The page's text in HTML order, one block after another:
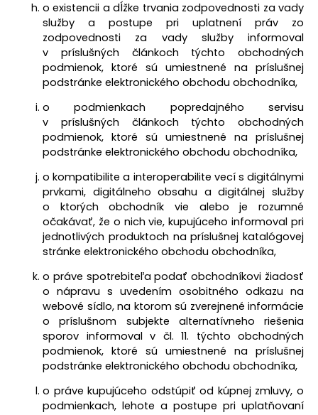
o existencii a dĺžke trvania zodpovednosti za vady
služby a postupe pri uplatnení práv zo
zodpovednosti za vady služby informoval
v príslušných článkoch týchto obchodných
podmienok, ktoré sú umiestnené na príslušnej
podstránke elektronického obchodu obchodníka,
o podmienkach popredajného servisu
v príslušných článkoch týchto obchodných
podmienok, ktoré sú umiestnené na príslušnej
podstránke elektronického obchodu obchodníka,
o kompatibilite a interoperabilite vecí s digitálnymi
prvkami, digitálneho obsahu a digitálnej služby
o ktorých obchodník vie alebo je rozumné
očakávať, že o nich vie, kupujúceho informoval pri
jednotlivých produktoch na príslušnej katalógovej
stránke elektronického obchodu obchodníka,
o práve spotrebiteľa podať obchodníkovi žiadosť
o nápravu s uvedením osobitného odkazu na
webové sídlo, na ktorom sú zverejnené informácie
o príslušnom subjekte alternatívneho riešenia
sporov informoval v čl. 11. týchto obchodných
podmienok, ktoré sú umiestnené na príslušnej
podstránke elektronického obchodu obchodníka,
o práve kupujúceho odstúpiť od kúpnej zmluvy, o
podmienkach, lehote a postupe pri uplatňovaní